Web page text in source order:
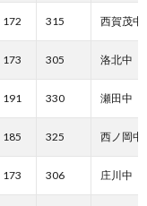
172 315 西賀茂中
173 305 洛北中
191 330 瀬田中
185 325 西ノ岡中
173 306 庄川中